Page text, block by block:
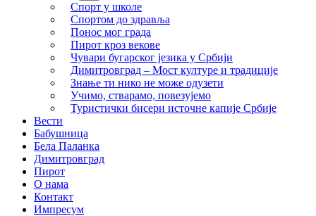
Спорт у школе
Спортом до здравља
Понос мог града
Пирот кроз векове
Чувари бугарског језика у Србији
Димитровград – Мост културе и традиције
Знање ти нико не може одузети
Учимо, стварамо, повезујемо
Туристички бисери источне капије Србије
Вести
Бабушница
Бела Паланка
Димитровград
Пирот
О нама
Контакт
Импресум